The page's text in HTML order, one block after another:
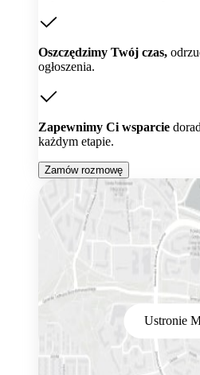
Oszczędzimy Twój czas,
ogłoszenia.
Zapewnimy Ci wsparcie
każdym etapie.
Zamów rozmowę
Ustronie